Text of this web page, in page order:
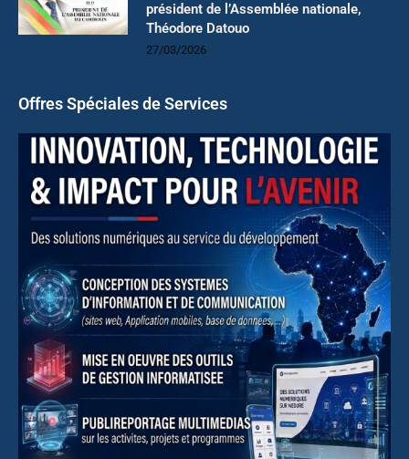
président de l’Assemblée nationale,
Théodore Datouo
27/03/2026
Offres Spéciales de Services